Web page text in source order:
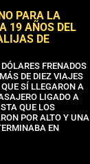
PARA LA
19 AÑOS DEL
DE
FRENADOS
DE DIEZ VIAJES
SÍ LLEGARON A
LIGADO A
QUE LOS
POR ALTO Y UNA
EN